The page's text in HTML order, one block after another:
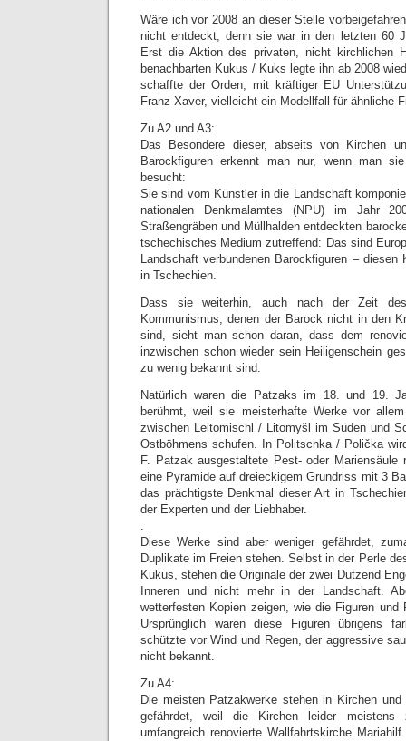
Wäre ich vor 2008 an dieser Stelle
nicht entdeckt, denn sie war in den letzten 60
Erst die Aktion des privaten, nicht kirchlichen
benachbarten Kukus / Kuks legte ihn ab 2008
schaffte der Orden, mit kräftiger EU
Franz-Xaver, vielleicht ein Modellfall für ähnliche
Zu A2 und A3:
Das Besondere dieser, abseits von Kirchen
Barockfiguren erkennt man nur, wenn man
besucht:
Sie sind vom Künstler in die Landschaft
nationalen Denkmalamtes (NPU) im Jahr
Straßengräben und Müllhalden entdeckten
tschechisches Medium zutreffend: Das sind
Landschaft verbundenen Barockfiguren –
in Tschechien.
Dass sie weiterhin, auch nach der Zeit
Kommunismus, denen der Barock nicht in den
sind, sieht man schon daran, dass dem
inzwischen schon wieder sein Heiligenschein
zu wenig bekannt sind.
Natürlich waren die Patzaks im 18. und 19.
berühmt, weil sie meisterhafte Werke vor
zwischen Leitomischl / Litomyšl im Süden und
Ostböhmens schufen. In Politschka / Polička
F. Patzak ausgestaltete Pest- oder Mariensäule
eine Pyramide auf dreieckigem Grundriss mit 3
das prächtigste Denkmal dieser Art in
der Experten und der Liebhaber.
.
Diese Werke sind aber weniger gefährdet,
Duplikate im Freien stehen. Selbst in der Perle
Kukus, stehen die Originale der zwei Dutzend
Inneren und nicht mehr in der Landschaft.
wetterfesten Kopien zeigen, wie die Figuren und
Ursprünglich waren diese Figuren übrigens
schützte vor Wind und Regen, der aggressive
nicht bekannt.
Zu A4:
Die meisten Patzakwerke stehen in Kirchen
gefährdet, weil die Kirchen leider meistens
umfangreich renovierte Wallfahrtskirche